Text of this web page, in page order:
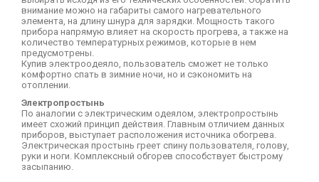
внимание можно на габариты самого нагревательного
элемента, на длину шнура для зарядки. Мощность такого
прибора напрямую влияет на скорость прогрева, а также на
количество температурных режимов, которые в нем
предусмотрены.
Купив электроодеяло, пользователь сможет не только
комфортно спать в зимние ночи, но и сэкономить на
отоплении.
Электропростынь
По аналогии с электрическим одеялом, электропростынь
имеет схожий принцип действия. Главным отличием данных
приборов, выступает расположения источника обогрева.
Электрическая простынь греет спину пользователя, голову,
руки и ноги. Комплексный обгорев способствует быстрому
засыпанию.